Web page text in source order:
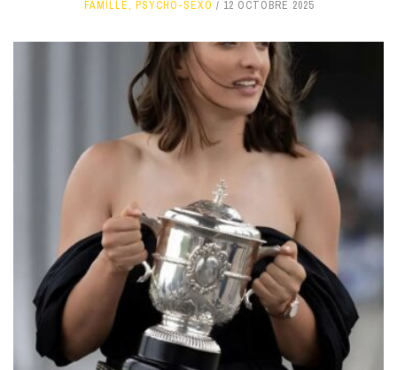
FAMILLE, PSYCHO-SEXO 12 OCTOBRE 2025